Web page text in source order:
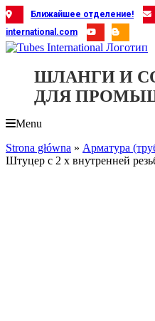
Skip
to
content
Ближайшее отделение!
international.com
ШЛАНГИ И
ДЛЯ
Menu
Strona główna » Арматура
Штуцер с 2 x внутренней